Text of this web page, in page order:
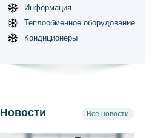
Информация
Теплообменное оборудование
Кондиционеры
Новости Все новости